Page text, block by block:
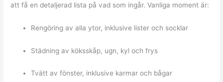
att få en detaljerad lista på vad som ingår. Vanliga moment är:
Rengöring av alla ytor, inklusive lister och socklar
Städning av köksskåp, ugn, kyl och frys
Tvätt av fönster, inklusive karmar och bågar